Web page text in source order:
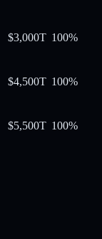
$3,000T 100%
$4,500T 100%
$5,500T 100%